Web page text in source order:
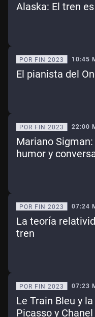
Alaska: El tren
POR FIN 2023 10:45
El pianista del
POR FIN 2023 22:00
Mariano
humor y
POR FIN 2023 07:24
La teoría
tren
POR FIN 2023 07:23
Le Train Bleu y
Picasso y Chanel